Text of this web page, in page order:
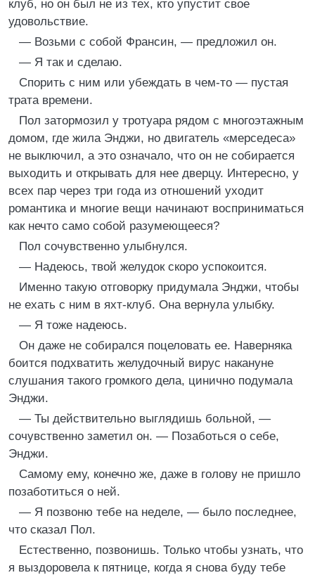
клуб, но он был не из тех, кто упустит свое
удовольствие.
— Возьми с собой Франсин, — предложил он.
— Я так и сделаю.
Спорить с ним или убеждать в чем-то — пустая
трата времени.
Пол затормозил у тротуара рядом с многоэтажным
домом, где жила Энджи, но двигатель «мерседеса»
не выключил, а это означало, что он не собирается
выходить и открывать для нее дверцу. Интересно, у
всех пар через три года из отношений уходит
романтика и многие вещи начинают восприниматься
как нечто само собой разумеющееся?
Пол сочувственно улыбнулся.
— Надеюсь, твой желудок скоро успокоится.
Именно такую отговорку придумала Энджи, чтобы
не ехать с ним в яхт-клуб. Она вернула улыбку.
— Я тоже надеюсь.
Он даже не собирался поцеловать ее. Наверняка
боится подхватить желудочный вирус накануне
слушания такого громкого дела, цинично подумала
Энджи.
— Ты действительно выглядишь больной, —
сочувственно заметил он. — Позаботься о себе,
Энджи.
Самому ему, конечно же, даже в голову не пришло
позаботиться о ней.
— Я позвоню тебе на неделе, — было последнее,
что сказал Пол.
Естественно, позвонишь. Только чтобы узнать, что
я выздоровела к пятнице, когда я снова буду тебе